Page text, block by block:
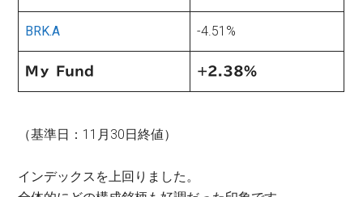
BRK.A -4.51%
Mｙ Fund +2.38％
（基準日：11月30日終値）
インデックスを上回りました。